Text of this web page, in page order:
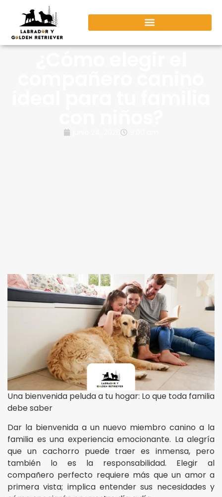
Una bienvenida peluda a tu hogar: Lo que toda familia
debe saber
Dar la bienvenida a un nuevo miembro canino a la
familia es una experiencia emocionante. La alegría
que un cachorro puede traer es inmensa, pero
también lo es la responsabilidad. Elegir al
compañero perfecto requiere más que un amor a
primera vista; implica entender sus necesidades y